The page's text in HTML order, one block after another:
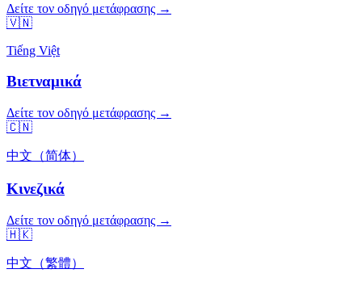
Δείτε τον οδηγό μετάφρασης →
🇻🇳
Tiếng Việt
Βιετναμικά
Δείτε τον οδηγό μετάφρασης →
🇨🇳
中文（简体）
Κινεζικά
Δείτε τον οδηγό μετάφρασης →
🇭🇰
中文（繁體）